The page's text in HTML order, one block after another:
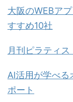
大阪のWEBア
すすめ10社
月刊ピラティ
AI活用が学べる
ポート